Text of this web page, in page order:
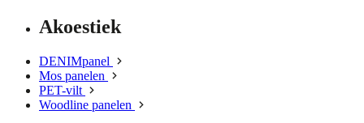
Akoestiek
DENIMpanel
Mos panelen
PET-vilt
Woodline panelen